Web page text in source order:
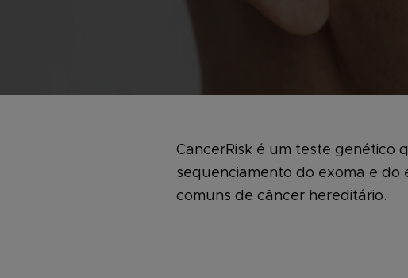
CancerRisk é um teste genético
sequenciamento do exoma e
comuns de câncer hereditário.